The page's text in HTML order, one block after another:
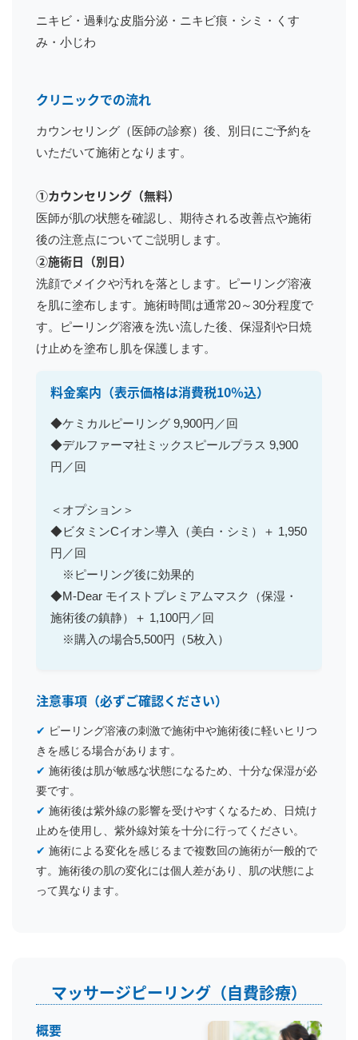
ニキビ・過剰な皮脂分泌・ニキビ痕・シミ・くす
み・小じわ
クリニックでの流れ
カウンセリング（医師の診察）後、別日にご予約を
いただいて施術となります。
①カウンセリング（無料）
医師が肌の状態を確認し、期待される改善点や施術
後の注意点についてご説明します。
②施術日（別日）
洗顔でメイクや汚れを落とします。ピーリング溶液
を肌に塗布します。施術時間は通常20～30分程度で
す。ピーリング溶液を洗い流した後、保湿剤や日焼
け止めを塗布し肌を保護します。
料金案内 （表示価格は消費税10％込）
◆ケミカルピーリング 9,900円／回
◆デルファーマ社ミックスピールプラス 9,900
円／回
＜オプション＞
◆ビタミンCイオン導入（美白・シミ）＋ 1,950
円／回
※ピーリング後に効果的
◆M-Dear モイストプレミアムマスク（保湿・
施術後の鎮静）＋ 1,100円／回
※購入の場合5,500円（5枚入）
注意事項（必ずご確認ください）
✔ ピーリング溶液の刺激で施術中や施術後に軽いヒリつ
きを感じる場合があります。
✔ 施術後は肌が敏感な状態になるため、十分な保湿が必
要です。
✔ 施術後は紫外線の影響を受けやすくなるため、日焼け
止めを使用し、紫外線対策を十分に行ってください。
✔ 施術による変化を感じるまで複数回の施術が一般的で
す。施術後の肌の変化には個人差があり、肌の状態によ
って異なります。
マッサージピーリング（自費診療）
概要